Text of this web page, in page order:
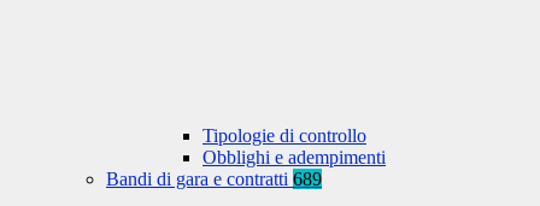
Tipologie di controllo
Obblighi e adempimenti
Bandi di gara e contratti 689